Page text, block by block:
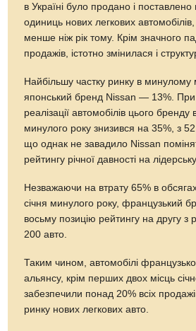
в Україні було продано і поставлено
одиниць нових легкових
менше ніж рік тому. Крім значного
продажів, істотно змінилася і
Найбільшу частку ринку в минулому
японський бренд Nissan — 13%. При
реалізації автомобілів цього бренду
минулого року знизився на 35%, з
що однак не завадило Nissan
рейтингу річної давності на лідерську.
Незважаючи на втрату 65% в
січня минулого року, французький
восьму позицію рейтингу на другу з
200 авто.
Таким чином, автомобілі
альянсу, крім перших двох місць
забезпечили понад 20% всіх
ринку нових легкових авто.